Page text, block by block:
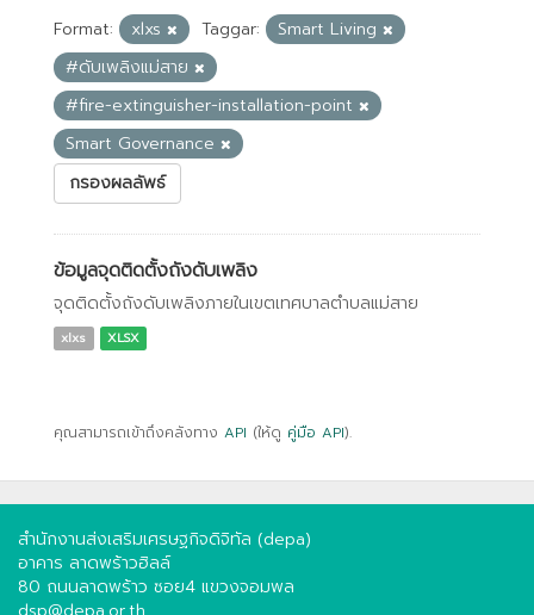
Format: xlxs Taggar:
Smart Living
#ดับเพลิงแม่สาย
#fire-extinguisher-installation-point
Smart Governance
กรองผลลัพธ์
ข้อมูลจุดติดตั้งถังดับเพลิง
จุดติดตั้งถังดับเพลิงภายในเขตเทศบาลตำบลแม่สาย
xlxs XLSX
คุณสามารถเข้าถึงคลังทาง API (ให้ดู คู่มือ API).
สำนักงานส่งเสริมเศรษฐกิจดิจิทัล (depa)
อาคาร ลาดพร้าวฮิลล์
80 ถนนลาดพร้าว ซอย4 แขวงจอมพล